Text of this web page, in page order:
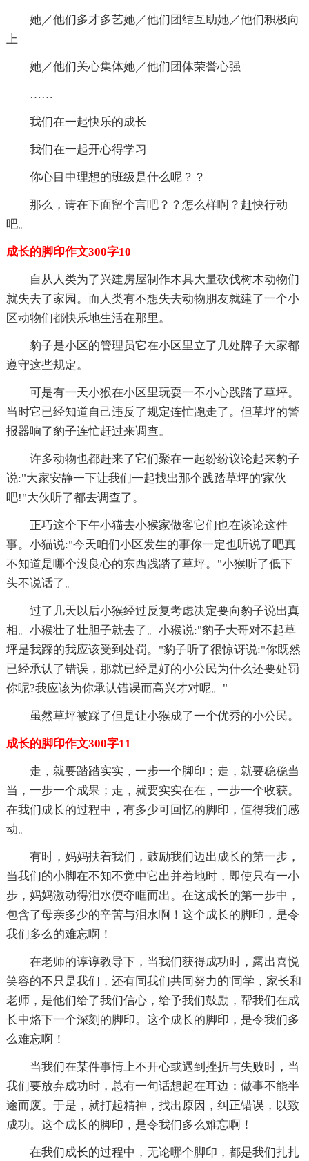
她／他们多才多艺她／他们团结互助她／他们积极向
上
她／他们关心集体她／他们团体荣誉心强
……
我们在一起快乐的成长
我们在一起开心得学习
你心目中理想的班级是什么呢？？
那么，请在下面留个言吧？？怎么样啊？赶快行动
吧。
成长的脚印作文300字10
自从人类为了兴建房屋制作木具大量砍伐树木动物们
就失去了家园。而人类有不想失去动物朋友就建了一个小
区动物们都快乐地生活在那里。
豹子是小区的管理员它在小区里立了几处牌子大家都
遵守这些规定。
可是有一天小猴在小区里玩耍一不小心践踏了草坪。
当时它已经知道自己违反了规定连忙跑走了。但草坪的警
报器响了豹子连忙赶过来调查。
许多动物也都赶来了它们聚在一起纷纷议论起来豹子
说:"大家安静一下让我们一起找出那个践踏草坪的'家伙
吧!"大伙听了都去调查了。
正巧这个下午小猫去小猴家做客它们也在谈论这件
事。小猫说:"今天咱们小区发生的事你一定也听说了吧真
不知道是哪个没良心的东西践踏了草坪。"小猴听了低下
头不说话了。
过了几天以后小猴经过反复考虑决定要向豹子说出真
相。小猴壮了壮胆子就去了。小猴说:"豹子大哥对不起草
坪是我踩的我应该受到处罚。"豹子听了很惊讶说:"你既然
已经承认了错误，那就已经是好的小公民为什么还要处罚
你呢?我应该为你承认错误而高兴才对呢。"
虽然草坪被踩了但是让小猴成了一个优秀的小公民。
成长的脚印作文300字11
走，就要踏踏实实，一步一个脚印；走，就要稳稳当
当，一步一个成果；走，就要实实在在，一步一个收获。
在我们成长的过程中，有多少可回忆的脚印，值得我们感
动。
有时，妈妈扶着我们，鼓励我们迈出成长的第一步，
当我们的小脚在不知不觉中它出并着地时，即使只有一小
步，妈妈激动得泪水便夺眶而出。在这成长的第一步中，
包含了母亲多少的辛苦与泪水啊！这个成长的脚印，是令
我们多么的难忘啊！
在老师的谆谆教导下，当我们获得成功时，露出喜悦
笑容的不只是我们，还有同我们共同努力的'同学，家长和
老师，是他们给了我们信心，给予我们鼓励，帮我们在成
长中烙下一个深刻的脚印。这个成长的脚印，是令我们多
么难忘啊！
当我们在某件事情上不开心或遇到挫折与失败时，当
我们要放弃成功时，总有一句话想起在耳边：做事不能半
途而废。于是，就打起精神，找出原因，纠正错误，以致
成功。这个成长的脚印，是令我们多么难忘啊！
在我们成长的过程中，无论哪个脚印，都是我们扎扎